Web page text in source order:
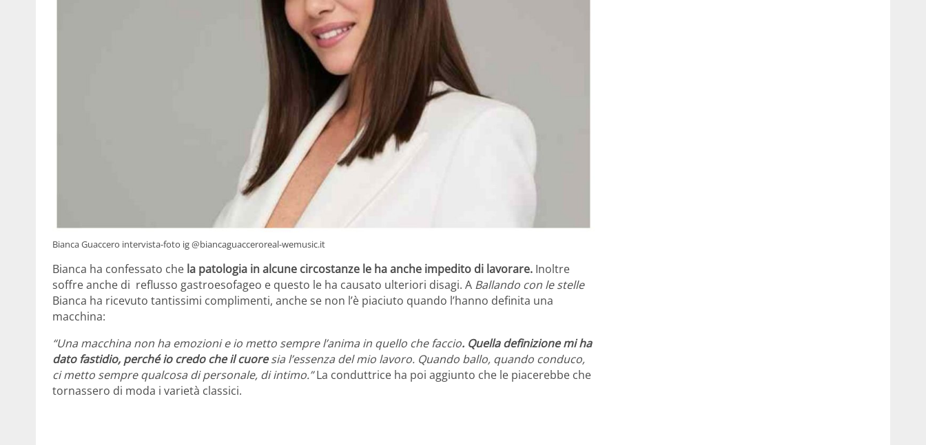
Bianca Guaccero intervista-foto ig @biancaguacceroreal-wemusic.it
Bianca ha confessato che la patologia in alcune circostanze le ha anche impedito di lavorare. Inoltre
soffre anche di reflusso gastroesofageo e questo le ha causato ulteriori disagi. A Ballando con le stelle
Bianca ha ricevuto tantissimi complimenti, anche se non l’è piaciuto quando l’hanno definita una
macchina:
“Una macchina non ha emozioni e io metto sempre l’anima in quello che faccio. Quella definizione mi ha
dato fastidio, perché io credo che il cuoresia l’essenza del mio lavoro. Quando ballo, quando conduco,
ci metto sempre qualcosa di personale, di intimo.”La conduttrice ha poi aggiunto che le piacerebbe che
tornassero di moda i varietà classici.